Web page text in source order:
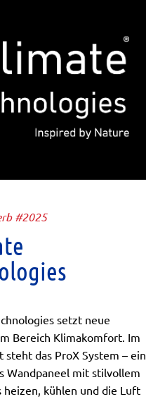
#2025
setzt neue
Bereich Klimakomfort. Im
das ProX System – ein
Wandpaneel mit stilvollem
heizen, kühlen und die Luft